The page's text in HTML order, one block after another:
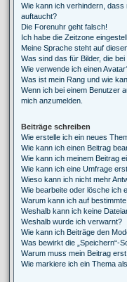
Wie kann ich verhindern,
auftaucht?
Die Forenuhr geht falsch!
Ich habe die Zeitzone
Meine Sprache steht auf
Was sind das für Bilder, die
Wie verwende ich einen
Was ist mein Rang und wie
Wenn ich bei einem Benutzer
mich anzumelden.
Beiträge schreiben
Wie erstelle ich ein neues
Wie kann ich einen Beitrag
Wie kann ich meinem Beitrag
Wie kann ich eine Umfrage
Wieso kann ich nicht mehr
Wie bearbeite oder lösche ich
Warum kann ich auf
Weshalb kann ich keine
Weshalb wurde ich verwarnt?
Wie kann ich Beiträge den
Was bewirkt die „Speichern“-
Warum muss mein Beitrag
Wie markiere ich ein Thema